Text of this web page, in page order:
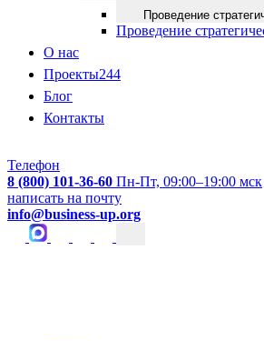
Проведение
Проведение
О нас
Проекты244
Блог
Контакты
Телефон
8 (800) 101-36-60 Пн-Пт, 09:00–19:00 мск
написать на почту
info@business-up.org